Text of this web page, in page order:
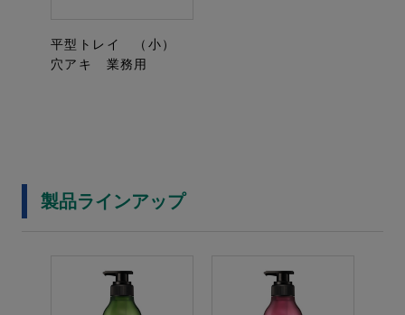
平型トレイ （小）
穴アキ 業務用
製品ラインアップ